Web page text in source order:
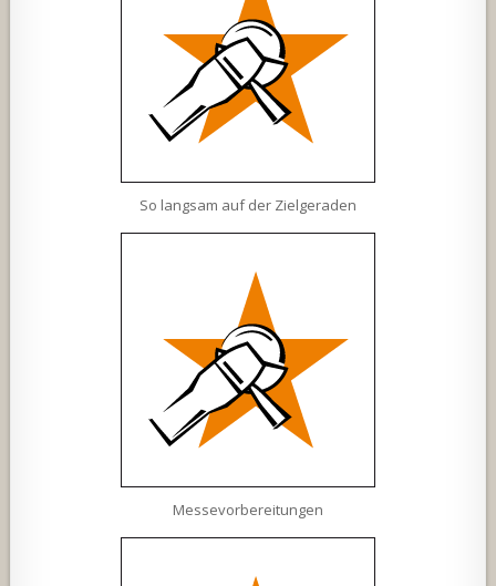
So langsam auf der Zielgeraden
Messevorbereitungen